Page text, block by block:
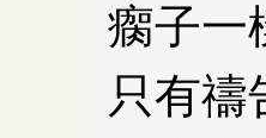
瘸子一
只有禱